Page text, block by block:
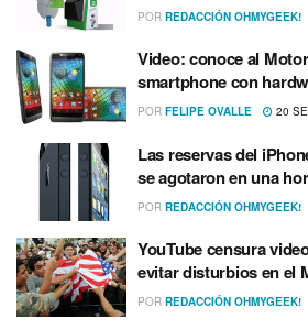
POR REDACCIÓN OHMYGEEK!
Video: conoce al
smartphone con
POR FELIPE OVALLE 20
Las reservas del
se agotaron en una
POR REDACCIÓN OHMYGEEK!
YouTube censura
evitar disturbios en el
POR REDACCIÓN OHMYGEEK!